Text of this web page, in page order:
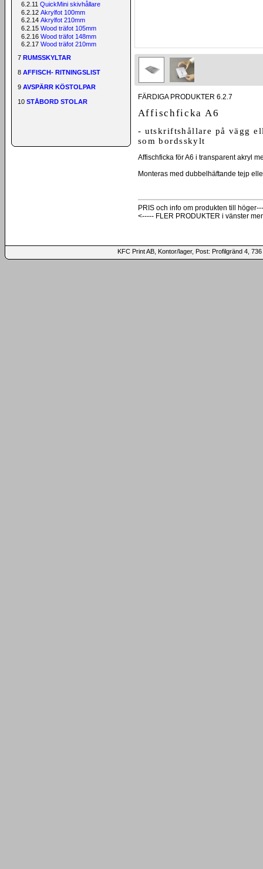
6.2.11 QuickMini skivhållare
6.2.12 Akrylfot 100mm
6.2.14 Akrylfot 210mm
6.2.15 Wood träfot 105mm
6.2.16 Wood träfot 148mm
6.2.17 Wood träfot 210mm
7 RUMSSKYLTAR
8 AFFISCH- RITNINGSLIST
9 AVSPÄRR KÖSTOLPAR
10 STÅBORD STOLAR
FÄRDIGA PRODUKTER 6.2.7
Affischficka A6
- utskriftshållare på vägg
som bordsskylt
Affischficka för A6 i transparent akryl
Monteras med dubbelhäftande tejp
PRIS och info om produkten till
<----- FLER PRODUKTER i vänster
KFC Print AB, Kontor/lager, Post: Profilgränd 4,